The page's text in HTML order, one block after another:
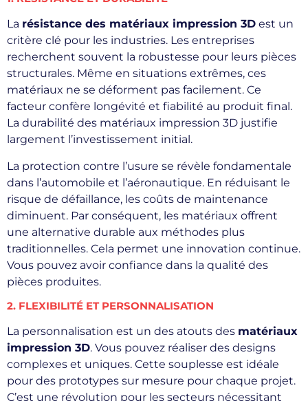
La résistance des matériaux impression 3D est un
critère clé pour les industries. Les entreprises
recherchent souvent la robustesse pour leurs pièces
structurales. Même en situations extrêmes, ces
matériaux ne se déforment pas facilement. Ce
facteur confère longévité et fiabilité au produit final.
La durabilité des matériaux impression 3D justifie
largement l’investissement initial.
La protection contre l’usure se révèle fondamentale
dans l’automobile et l’aéronautique. En réduisant le
risque de défaillance, les coûts de maintenance
diminuent. Par conséquent, les matériaux offrent
une alternative durable aux méthodes plus
traditionnelles. Cela permet une innovation continue.
Vous pouvez avoir confiance dans la qualité des
pièces produites.
2. FLEXIBILITÉ ET PERSONNALISATION
La personnalisation est un des atouts des matériaux
impression 3D. Vous pouvez réaliser des designs
complexes et uniques. Cette souplesse est idéale
pour des prototypes sur mesure pour chaque projet.
C’est une révolution pour les secteurs nécessitant